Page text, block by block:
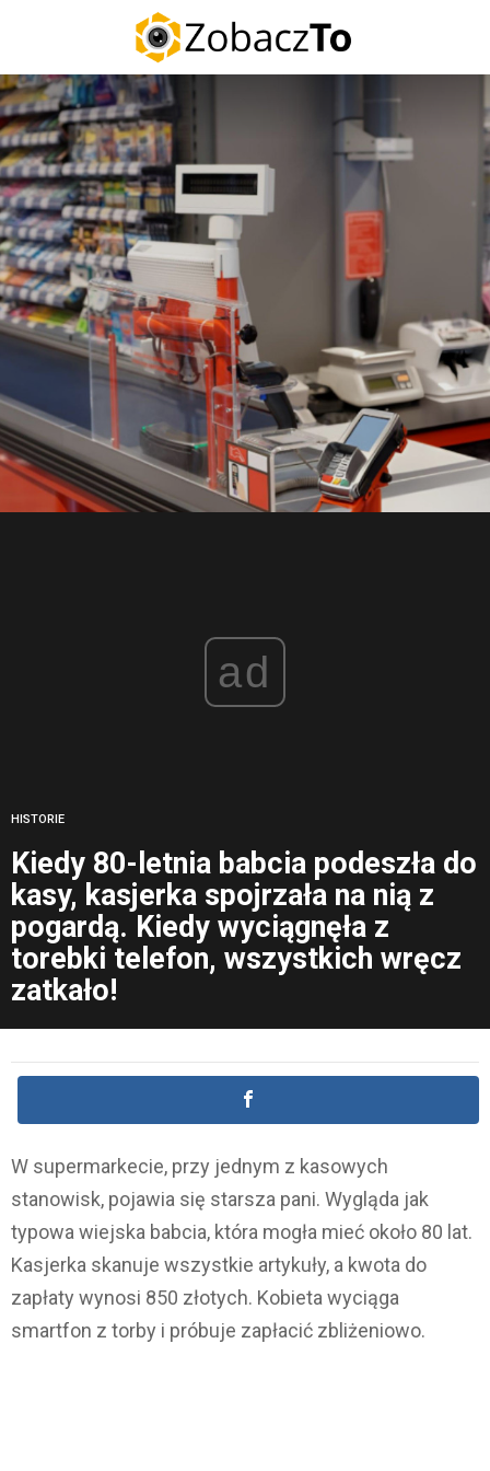
ad
HISTORIE
Kiedy 80-letnia babcia podeszła do
kasy, kasjerka spojrzała na nią z
pogardą. Kiedy wyciągnęła z
torebki telefon, wszystkich wręcz
zatkało!
W supermarkecie, przy jednym z kasowych
stanowisk, pojawia się starsza pani. Wygląda jak
typowa wiejska babcia, która mogła mieć około 80 lat.
Kasjerka skanuje wszystkie artykuły, a kwota do
zapłaty wynosi 850 złotych. Kobieta wyciąga
smartfon z torby i próbuje zapłacić zbliżeniowo.